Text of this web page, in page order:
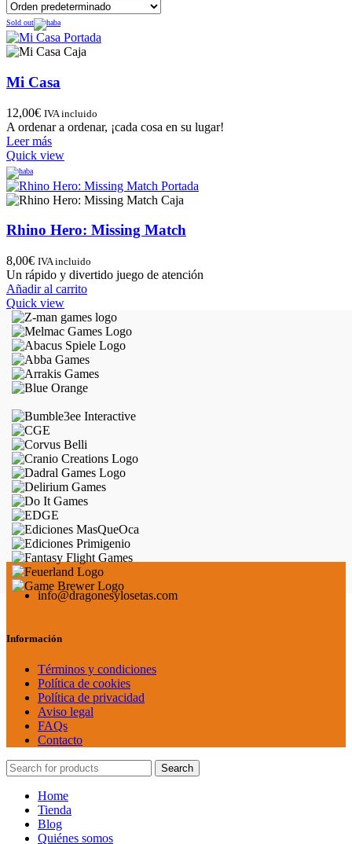
Sold out
Mi Casa
12,00€ IVA incluido
A ordenar a ordenar, ¡cada cosa en su lugar!
Leer más
Quick view
Rhino Hero: Missing Match
8,00€ IVA incluido
Un rápido y divertido juego de atención
Añadir al carrito
Quick view
info@dragonesylosetas.com
Información
Términos y condiciones
Política de cookies
Política de privacidad
Aviso legal
FAQs
Contacto
Search
Home
Tienda
Blog
Quiénes somos